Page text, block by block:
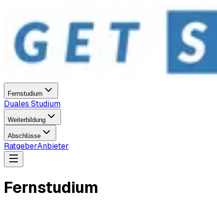
Fernstudium
Duales Studium
Weiterbildung
Abschlüsse
RatgeberAnbieter
Fernstudium